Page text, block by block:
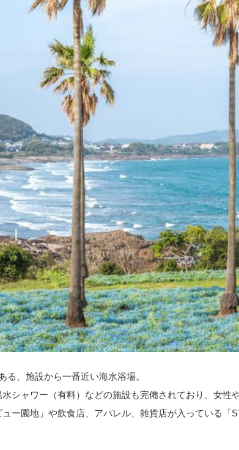
る、施設から一番近い海水浴場。
シャワー（有料）などの施設も完備されており、女性
ー園地」や飲食店、アパレル、雑貨店が入っている